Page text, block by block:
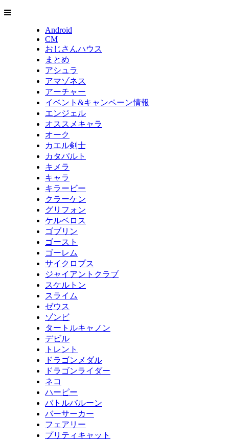
Android
CM
おじさんハウス
まとめ
アシュラ
アマゾネス
アーチャー
イベント&キャンペーン情報
エンジェル
オススメキャラ
オーク
カエル剣士
カタパルト
キメラ
キャラ
キラービー
クラーケン
グリフォン
ケルベロス
ゴブリン
ゴースト
ゴーレム
サイクロプス
ジャイアントクラブ
スケルトン
スライム
ゼウス
ゾンビ
タートルキャノン
デビル
トレント
ドラゴンメダル
ドラゴンライダー
ネコ
ハーピー
バトルバルーン
バーサーカー
フェアリー
プリティキャット